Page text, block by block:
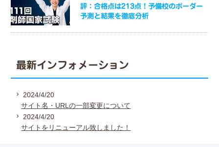
評：合格点は213点！予備校のボーダー
予測と結果を徹底分析
最新インフォメーション
2024/4/20
サイト名・URLの一部変更について
2024/4/20
サイトをリニューアル致しました！